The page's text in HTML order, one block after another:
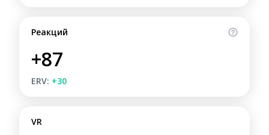
Реакций
+87
ERV: +30
VR